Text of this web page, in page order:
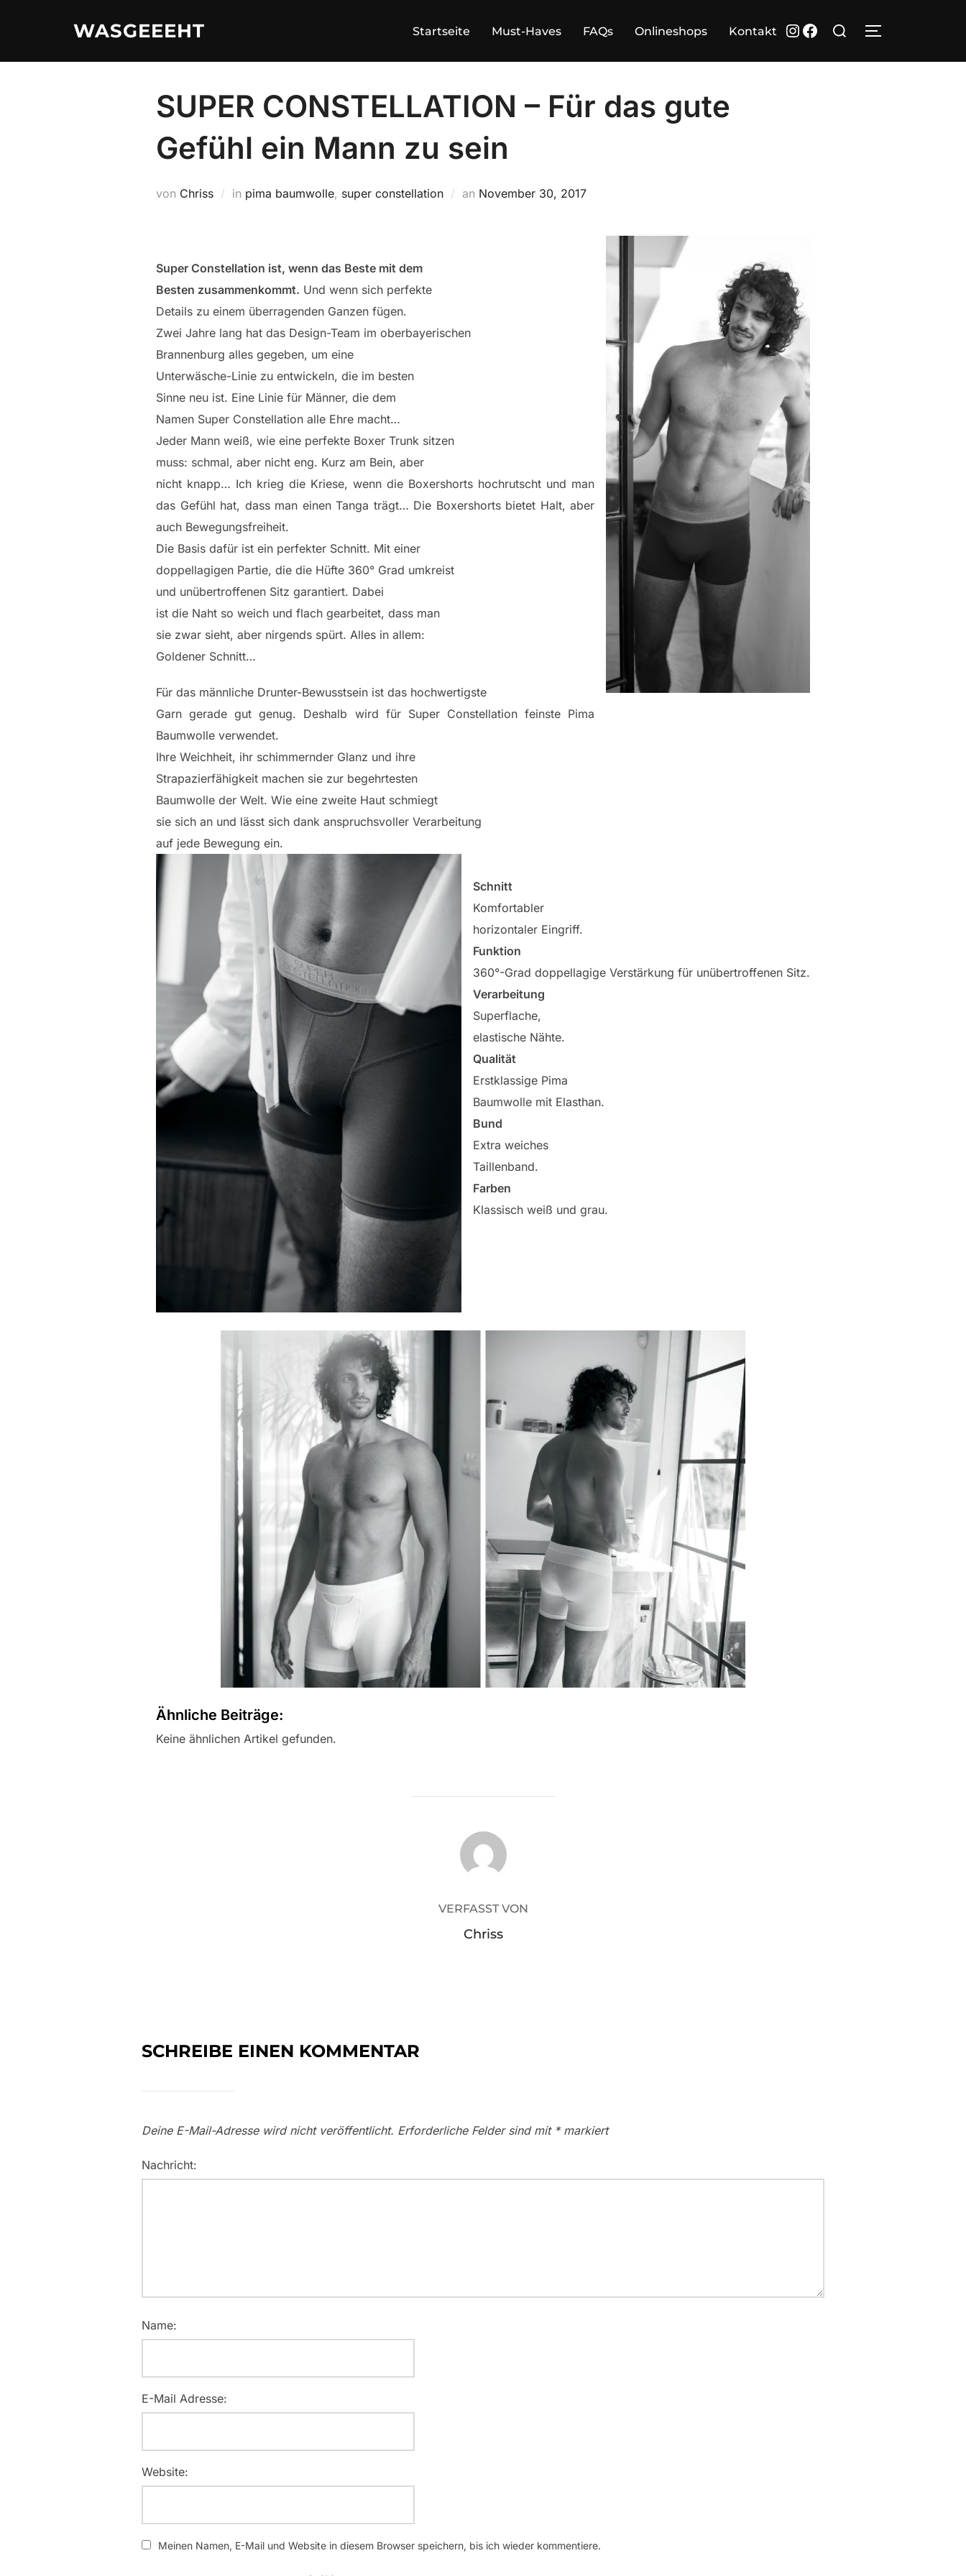
WASGEEEHT Startseite Must-Haves FAQs Onlineshops Kontakt Instagram
Facebook
Suchen
SUPER CONSTELLATION – Für das gute
Gefühl ein Mann zu sein
von Chriss in pima baumwolle, super constellation an Veröffentlicht
November 30, 2017
Super Constellation ist, wenn das Beste mit dem
Besten zusammenkommt. Und wenn sich perfekte
Details zu einem überragenden Ganzen fügen.
Zwei Jahre lang hat das Design-Team im oberbayerischen
Brannenburg alles gegeben, um eine
Unterwäsche-Linie zu entwickeln, die im besten
Sinne neu ist. Eine Linie für Männer, die dem
Namen Super Constellation alle Ehre macht…
Jeder Mann weiß, wie eine perfekte Boxer Trunk sitzen
muss: schmal, aber nicht eng. Kurz am Bein, aber
nicht knapp… Ich krieg die Kriese, wenn die Boxershorts hochrutscht und man
das Gefühl hat, dass man einen Tanga trägt… Die Boxershorts bietet Halt, aber
auch Bewegungsfreiheit.
Die Basis dafür ist ein perfekter Schnitt. Mit einer
doppellagigen Partie, die die Hüfte 360° Grad umkreist
und unübertroffenen Sitz garantiert. Dabei
ist die Naht so weich und flach gearbeitet, dass man
sie zwar sieht, aber nirgends spürt. Alles in allem:
Goldener Schnitt…
Für das männliche Drunter-Bewusstsein ist das hochwertigste
Garn gerade gut genug. Deshalb wird für Super Constellation feinste Pima
Baumwolle verwendet.
Ihre Weichheit, ihr schimmernder Glanz und ihre
Strapazierfähigkeit machen sie zur begehrtesten
Baumwolle der Welt. Wie eine zweite Haut schmiegt
sie sich an und lässt sich dank anspruchsvoller Verarbeitung
auf jede Bewegung ein.
Schnitt
Komfortabler
horizontaler Eingriff.
Funktion
360°-Grad doppellagige Verstärkung für unübertroffenen Sitz.
Verarbeitung
Superflache,
elastische Nähte.
Qualität
Erstklassige Pima
Baumwolle mit Elasthan.
Bund
Extra weiches
Taillenband.
Farben
Klassisch weiß und grau.
Ähnliche Beiträge:
Keine ähnlichen Artikel gefunden.
BEITRAGSAUTOR
VERFASST VON
Chriss
SCHREIBE EINEN KOMMENTAR
Deine E-Mail-Adresse wird nicht veröffentlicht. Erforderliche Felder sind mit *markiert
Nachricht:
Name:
E-Mail Adresse:
Website:
Meinen Namen, E-Mail und Website in diesem Browser speichern, bis ich wieder kommentiere.